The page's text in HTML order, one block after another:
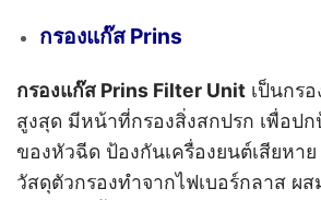
กรองแก๊ส Prins
กรองแก๊ส Prins Filter Unit เป็นกร
สูงสุด มีหน้าที่กรองสิ่งสกปรก เพื่อป
ของหัวฉีด ป้องกันเครื่องยนต์เสียหา
วัสดุตัวกรองทำจากไฟเบอร์กลาส ผ